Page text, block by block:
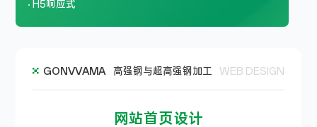
H5响应式
GONVVAMA 高强钢与超高强钢加工 WEB DESIGN
网站首页设计